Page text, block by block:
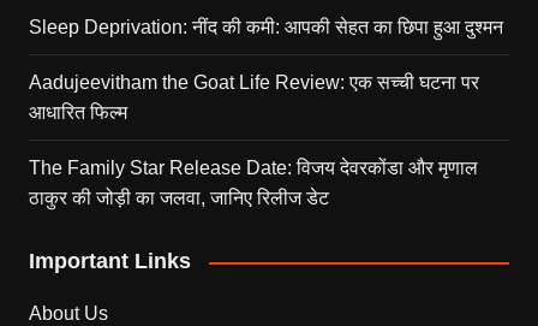
Sleep Deprivation: नींद की कमी: आपकी सेहत का छिपा हुआ दुश्मन
Aadujeevitham the Goat Life Review: एक सच्ची घटना पर
आधारित फिल्म
The Family Star Release Date: विजय देवरकोंडा और मृणाल
ठाकुर की जोड़ी का जलवा, जानिए रिलीज डेट
Important Links
About Us